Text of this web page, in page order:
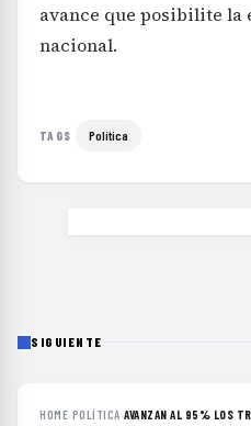
avance que posibilite
nacional.
TAGS Política
SIGUIENTE
HOME›POLÍTICA›AVANZAN AL 95% LOS